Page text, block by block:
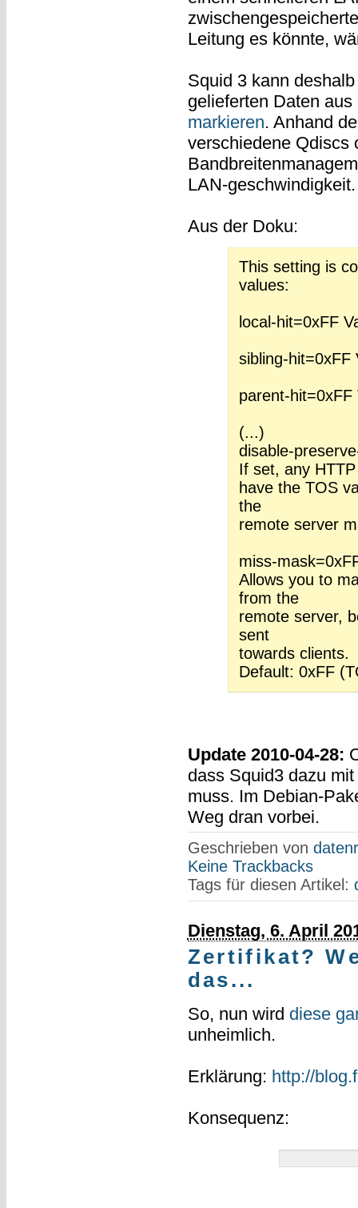
Leitung es könnte,
Squid 3 kann
gelieferten Daten
markieren. Anhand
verschiedene
LAN-
Aus der Doku:
This setting is
values:
local-hit=0xFF
sibling-hit=0xFF
parent-
(...)
disable-
If set, any
have the TOS
the
remote server
miss-
Allows you to
from the
remote server,
sent
towards clients.
Default: 0xFF
Update 2010-04-28:
dass Squid3 dazu mit
muss. Im Debian-
Weg dran vorbei.
Geschrieben von
Keine Trackbacks
Tags für diesen Artikel:
Dienstag, 6. April
Zertifikat?
das...
So, nun wird diese
unheimlich.
Erklärung: http://
Konsequenz: